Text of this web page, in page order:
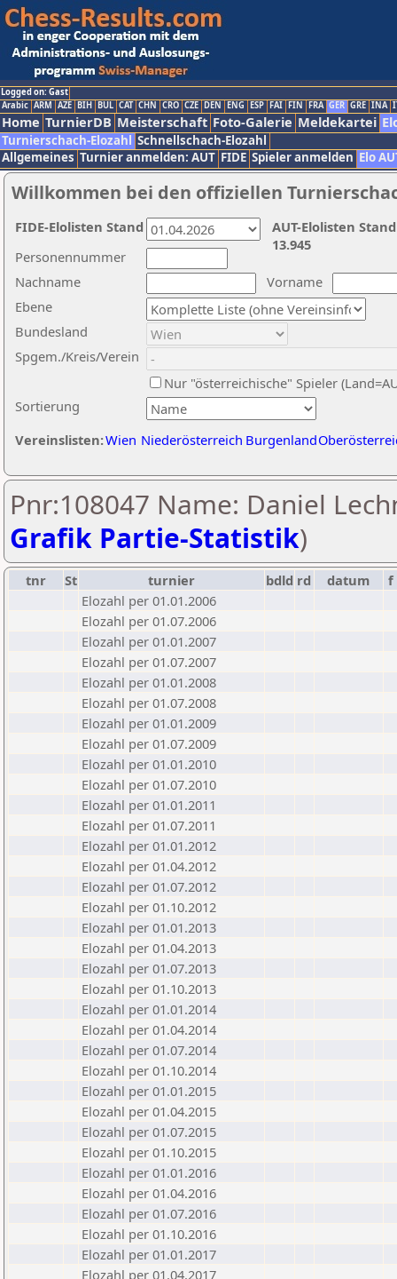
Logged on: Gast
Arabic ARM AZE BIH BUL CAT CHN CRO CZE DEN ENG ESP FAI FIN FRA GER GRE INA
Home TurnierDB Meisterschaft Foto-Galerie Meldekartei
Turnierschach-Elozahl Schnellschach-Elozahl
Allgemeines Turnier anmelden: AUT FIDE Spieler anmelden Elo
Willkommen bei den offiziellen
Nachname
Vorname
Ebene
Sortierung
Personennummer
Bundesland
Spgem./Kreis/Verein
Nur "österreichische" Spieler
Vereinslisten:Wien Niederösterreich Burgenland
AUT-Elolisten
13.945
FIDE-Elolisten Stand
Pnr:108047 Name: Daniel
Grafik Partie-Statistik)
tnr St turnier bdld rd datum
f
Elozahl per 01.01.2006
Elozahl per 01.07.2006
Elozahl per 01.01.2007
Elozahl per 01.07.2007
Elozahl per 01.01.2008
Elozahl per 01.07.2008
Elozahl per 01.01.2009
Elozahl per 01.07.2009
Elozahl per 01.01.2010
Elozahl per 01.07.2010
Elozahl per 01.01.2011
Elozahl per 01.07.2011
Elozahl per 01.01.2012
Elozahl per 01.04.2012
Elozahl per 01.07.2012
Elozahl per 01.10.2012
Elozahl per 01.01.2013
Elozahl per 01.04.2013
Elozahl per 01.07.2013
Elozahl per 01.10.2013
Elozahl per 01.01.2014
Elozahl per 01.04.2014
Elozahl per 01.07.2014
Elozahl per 01.10.2014
Elozahl per 01.01.2015
Elozahl per 01.04.2015
Elozahl per 01.07.2015
Elozahl per 01.10.2015
Elozahl per 01.01.2016
Elozahl per 01.04.2016
Elozahl per 01.07.2016
Elozahl per 01.10.2016
Elozahl per 01.01.2017
Elozahl per 01.04.2017